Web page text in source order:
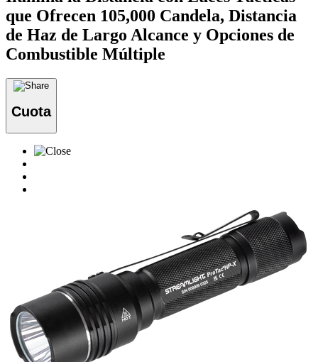
que Ofrecen 105,000 Candela, Distancia
de Haz de Largo Alcance y Opciones de
Combustible Múltiple
Cuota